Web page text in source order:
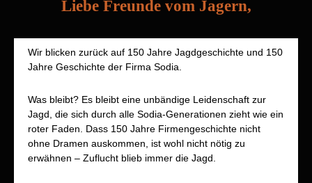
Liebe Freunde vom Jagern,
Wir blicken zurück auf 150 Jahre Jagdgeschichte und 150
Jahre Geschichte der Firma Sodia.
Was bleibt? Es bleibt eine unbändige Leidenschaft zur
Jagd, die sich durch alle Sodia-Generationen zieht wie ein
roter Faden. Dass 150 Jahre Firmengeschichte nicht
ohne Dramen auskommen, ist wohl nicht nötig zu
erwähnen – Zuflucht blieb immer die Jagd.